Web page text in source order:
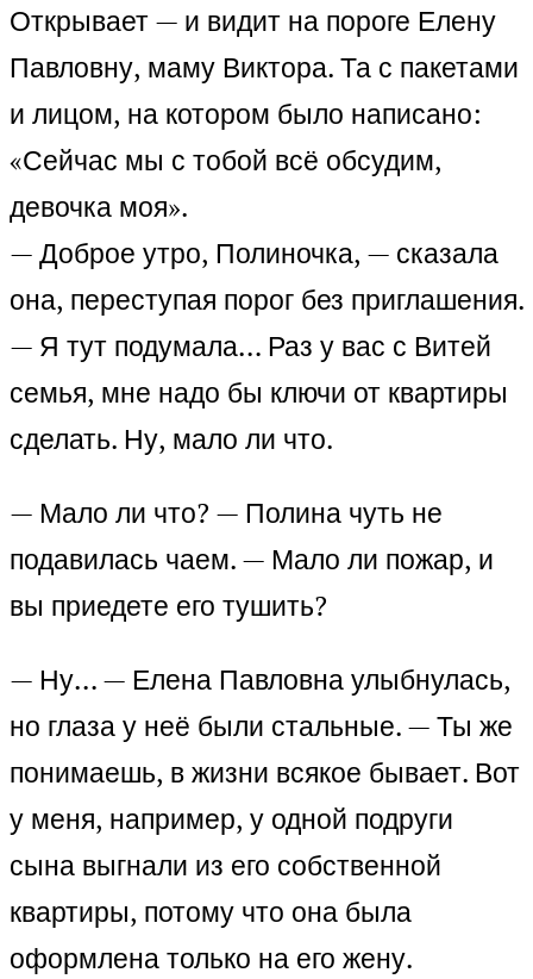
Открывает — и видит на пороге Елену
Павловну, маму Виктора. Та с пакетами
и лицом, на котором было написано:
«Сейчас мы с тобой всё обсудим,
девочка моя».
— Доброе утро, Полиночка, — сказала
она, переступая порог без приглашения.
— Я тут подумала… Раз у вас с Витей
семья, мне надо бы ключи от квартиры
сделать. Ну, мало ли что.
— Мало ли что? — Полина чуть не
подавилась чаем. — Мало ли пожар, и
вы приедете его тушить?
— Ну… — Елена Павловна улыбнулась,
но глаза у неё были стальные. — Ты же
понимаешь, в жизни всякое бывает. Вот
у меня, например, у одной подруги
сына выгнали из его собственной
квартиры, потому что она была
оформлена только на его жену.